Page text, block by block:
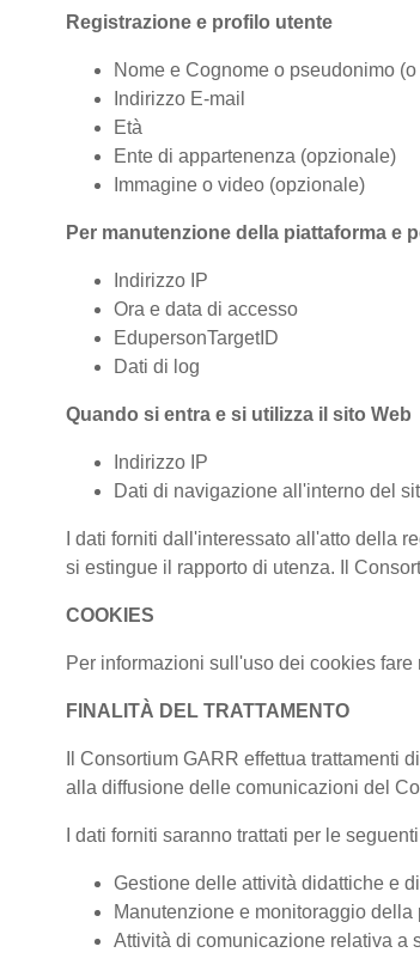
Registrazione e profilo utente
Nome e Cognome o pseudonimo
Indirizzo E-mail
Età
Ente di appartenenza (opzionale)
Immagine o video (opzionale)
Per manutenzione della piattaforma e
Indirizzo IP
Ora e data di accesso
EdupersonTargetID
Dati di log
Quando si entra e si utilizza il sito Web
Indirizzo IP
Dati di navigazione all'interno del
I dati forniti dall'interessato all'atto della
si estingue il rapporto di utenza. Il
COOKIES
Per informazioni sull'uso dei cookies
FINALITÀ DEL TRATTAMENTO
Il Consortium GARR effettua
alla diffusione delle comunicazioni del
I dati forniti saranno trattati per le
Gestione delle attività didattiche e
Manutenzione e monitoraggio
Attività di comunicazione relativa a